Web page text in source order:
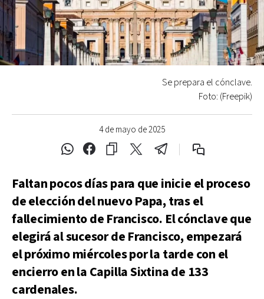
4 de mayo de 2025
Se prepara el cónclave.
Foto: (Freepik)
Faltan pocos días para que inicie el proceso
de elección del nuevo Papa, tras el
fallecimiento de Francisco. El cónclave que
elegirá al sucesor de Francisco, empezará
el próximo miércoles por la tarde con el
encierro en la Capilla Sixtina de 133
cardenales.